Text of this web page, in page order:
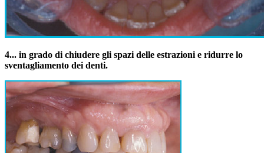
4... in grado di chiudere gli spazi delle estrazioni e ridurre lo
sventagliamento dei denti.